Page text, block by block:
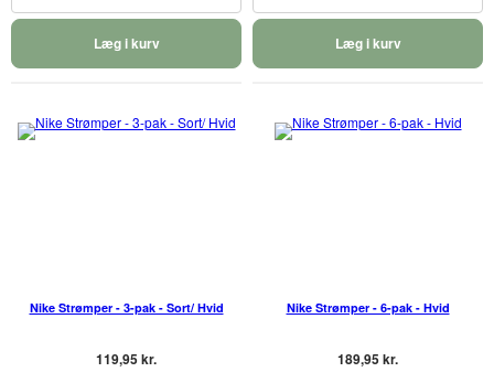
Læg i kurv Læg i kurv
Nike Strømper - 3-pak - Sort/ Hvid
119,95 kr.
Nike Strømper - 6-pak - Hvid
189,95 kr.